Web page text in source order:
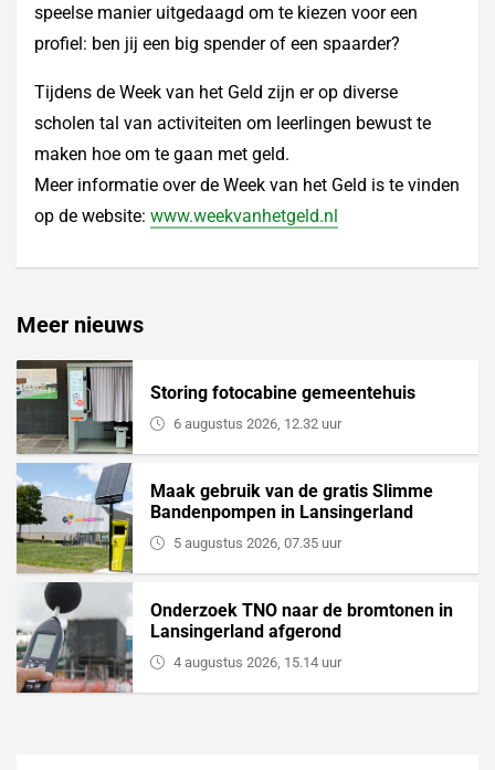
speelse manier uitgedaagd om te kiezen voor een
profiel: ben jij een big spender of een spaarder?
Tijdens de Week van het Geld zijn er op diverse
scholen tal van activiteiten om leerlingen bewust te
maken hoe om te gaan met geld.
Meer informatie over de Week van het Geld is te vinden
op de website: www.weekvanhetgeld.nl
Meer nieuws
Storing fotocabine gemeentehuis
6 augustus 2026, 12.32 uur
Maak gebruik van de gratis Slimme
Bandenpompen in Lansingerland
5 augustus 2026, 07.35 uur
Onderzoek TNO naar de bromtonen in
Lansingerland afgerond
4 augustus 2026, 15.14 uur